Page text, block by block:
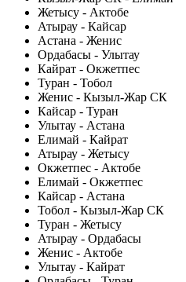
Жетысу - Актобе
Атырау - Кайсар
Астана - Женис
Ордабасы - Улытау
Кайрат - Окжетпес
Туран - Тобол
Женис - Кызыл-Жар СК
Кайсар - Туран
Улытау - Астана
Елимай - Кайрат
Атырау - Жетысу
Окжетпес - Актобе
Елимай - Окжетпес
Кайсар - Астана
Тобол - Кызыл-Жар СК
Туран - Жетысу
Атырау - Ордабасы
Женис - Актобе
Улытау - Кайрат